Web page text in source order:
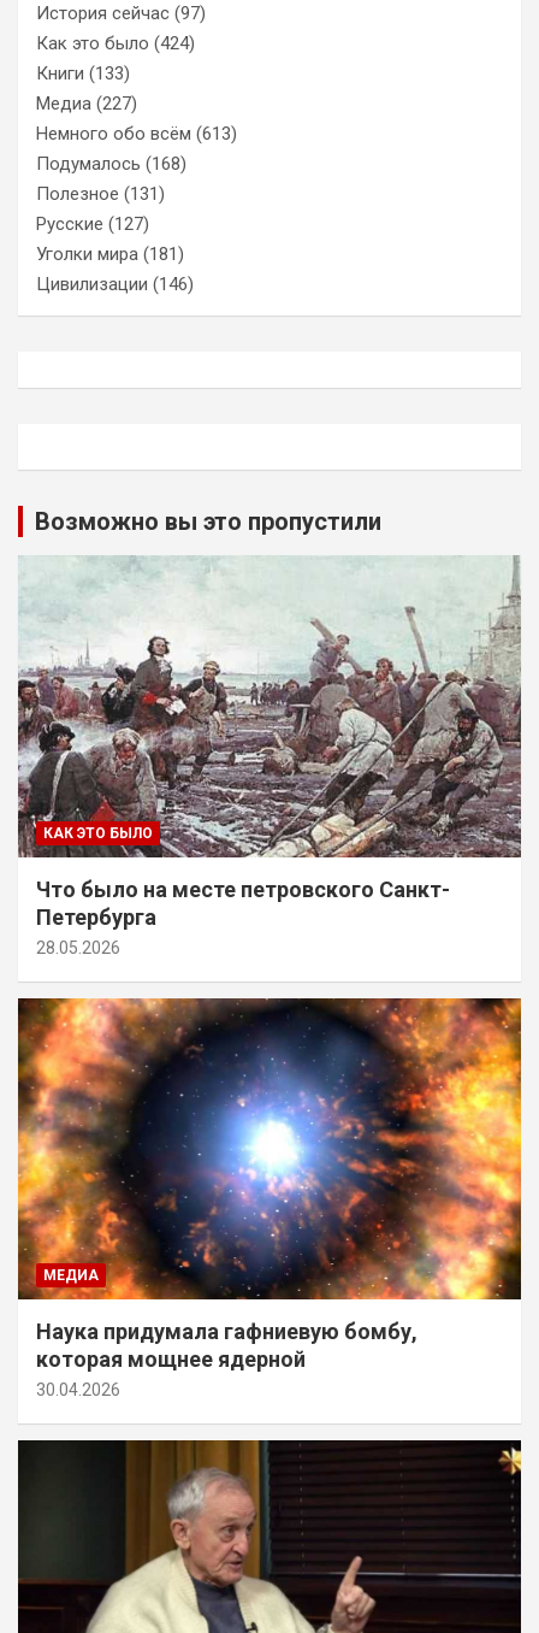
История сейчас (97)
Как это было (424)
Книги (133)
Медиа (227)
Немного обо всём (613)
Подумалось (168)
Полезное (131)
Русские (127)
Уголки мира (181)
Цивилизации (146)
Возможно вы это пропустили
КАК ЭТО БЫЛО
Что было на месте петровского Санкт-
Петербурга
28.05.2026
МЕДИА
Наука придумала гафниевую бомбу,
которая мощнее ядерной
30.04.2026